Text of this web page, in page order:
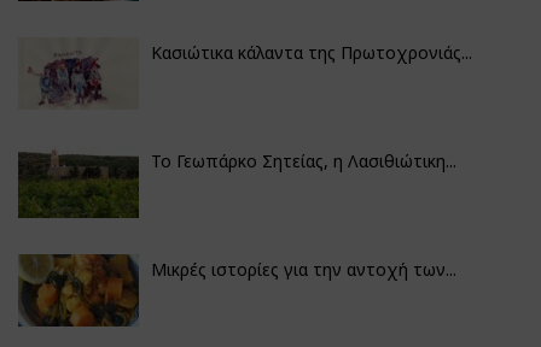
Κασιώτικα κάλαντα της Πρωτοχρονιάς...
Το Γεωπάρκο Σητείας, η Λασιθιώτικη...
Μικρές ιστορίες για την αντοχή των...